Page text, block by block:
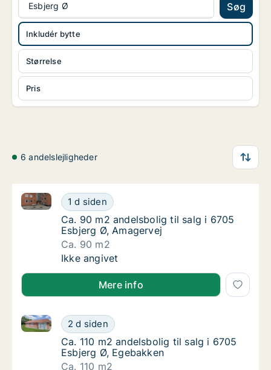
Esbjerg Ø Søg
Størrelse
Pris
Inkludér bytte
6 andelslejligheder
Ca. 90 m2 andelsbolig til salg i 6705
1 d siden
Ca. 90 m2 andelsbolig til salg i 6705 Esbjerg Ø,
Ca. 90 m2 andelsbolig til salg i 6705
Ca. 90 m2 andelsbolig til salg i 6705
Esbjerg Ø, Amagervej
Ca. 90 m2
Ca. 90 m2 andelsbolig til salg i 6705
Ikke angivet
Mere info
Ca. 110 m2 andelsbolig til salg i 6705
2 d siden
Ca. 110 m2 andelsbolig til salg i 6705 Esbjerg Ø,
Ca. 110 m2 andelsbolig til salg i 6705
Ca. 110 m2 andelsbolig til salg i 6705
Esbjerg Ø, Egebakken
Ca. 110 m2